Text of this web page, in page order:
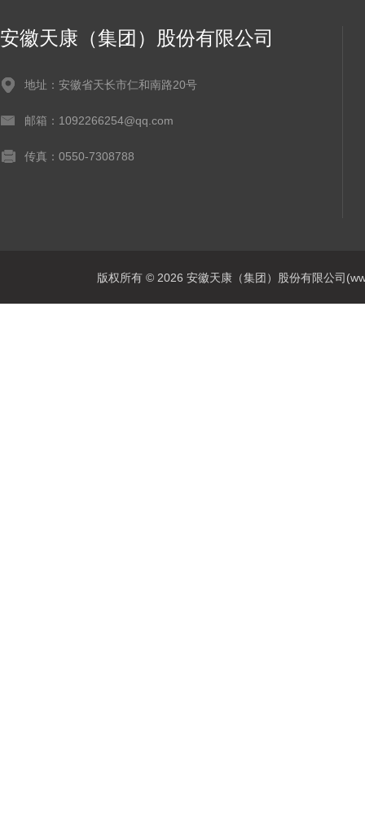
安徽天康（集团）股份有限公司
地址：安徽省天长市仁和南路20号
邮箱：1092266254@qq.com
传真：0550-7308788
版权所有 © 2026 安徽天康（集团）股份有限公司